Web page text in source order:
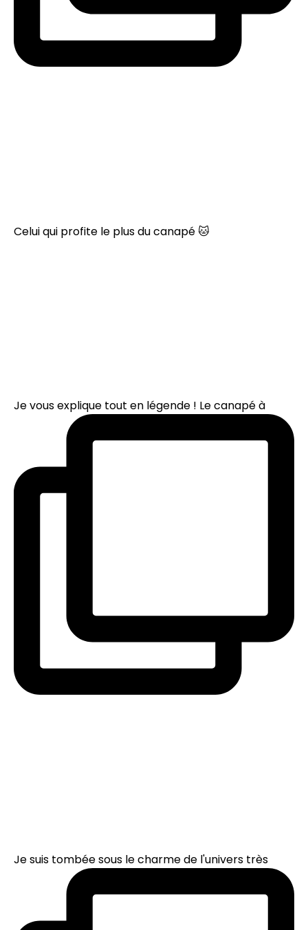
Celui qui profite le plus du canapé 🐱
Je vous explique tout en légende ! Le canapé à
Je suis tombée sous le charme de l'univers très